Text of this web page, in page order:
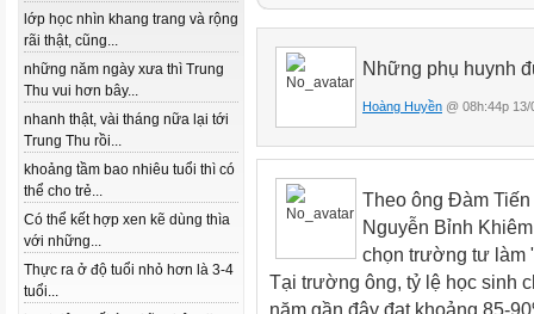
lớp học nhìn khang trang và rộng
rãi thật, cũng...
những năm ngày xưa thì Trung
Thu vui hơn bây...
nhanh thật, vài tháng nữa lại tới
Trung Thu rồi...
khoảng tầm bao nhiêu tuổi thì có
thể cho trẻ...
Có thể kết hợp xen kẽ dùng thìa
với những...
Thực ra ở độ tuổi nhỏ hơn là 3-4
tuổi...
Những phụ huynh
Hoàng Huyền @ 08h:44p 13/
Theo ông Đàm
Nguyễn Bỉnh
chọn trường tư làm
Tại trường ông, tỷ lệ học sinh
năm gần đây đạt khoảng 85-